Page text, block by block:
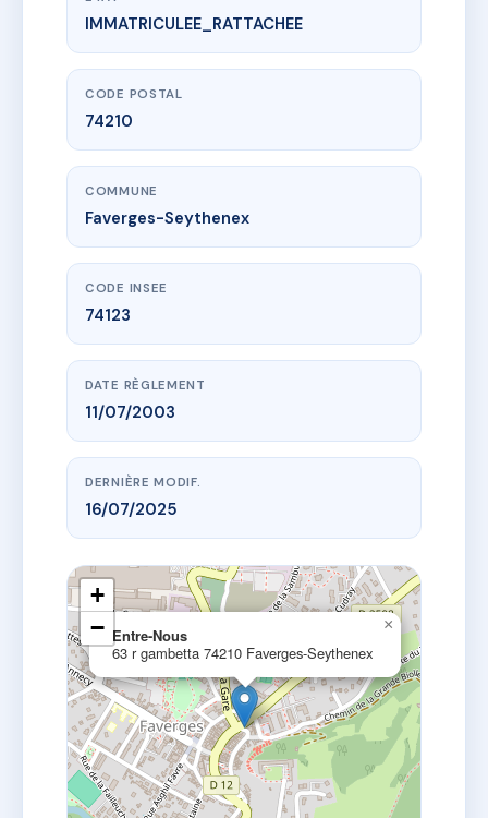
www.vme.plus/AG9522590
Entre-Nous
63 r gambetta74210 Faverges-Seythenex
IMMATRICULEE_RATTACHEE
CODE POSTAL
74210
COMMUNE
Faverges-Seythenex
CODE INSEE
74123
DATE RÈGLEMENT
11/07/2003
DERNIÈRE MODIF.
16/07/2025
Entre-Nous
63 r gambetta 74210 Faverges-Seythenex
×
+
−